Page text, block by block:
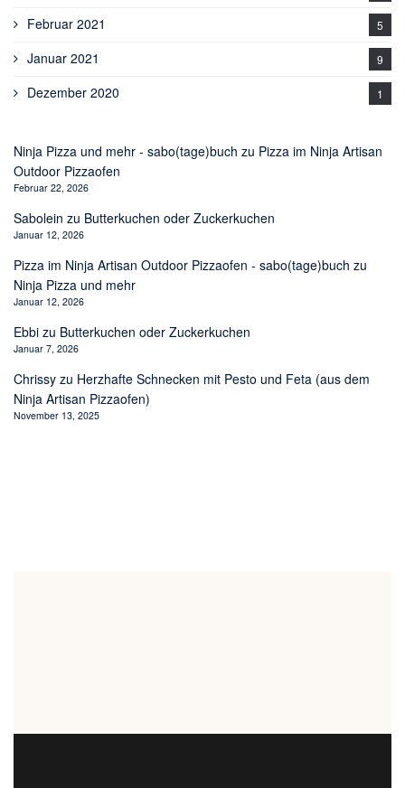
Februar 2021 5
Januar 2021 9
Dezember 2020 1
Ninja Pizza und mehr - sabo(tage)buch zu Pizza im Ninja Artisan
Outdoor Pizzaofen
Februar 22, 2026
Sabolein zu Butterkuchen oder Zuckerkuchen
Januar 12, 2026
Pizza im Ninja Artisan Outdoor Pizzaofen - sabo(tage)buch zu
Ninja Pizza und mehr
Januar 12, 2026
Ebbi zu Butterkuchen oder Zuckerkuchen
Januar 7, 2026
Chrissy zu Herzhafte Schnecken mit Pesto und Feta (aus dem
Ninja Artisan Pizzaofen)
November 13, 2025